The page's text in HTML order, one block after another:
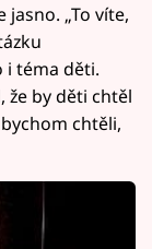
jasno. „To víte,
i téma děti.
že by děti chtěl
chtěli,